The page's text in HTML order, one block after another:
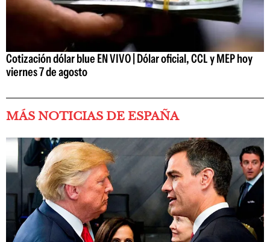
Cotización dólar blue EN VIVO | Dólar oficial, CCL y MEP hoy
viernes 7 de agosto
MÁS NOTICIAS DE ESPAÑA